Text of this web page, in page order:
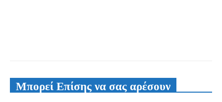
Μπορεί Επίσης να σας αρέσουν